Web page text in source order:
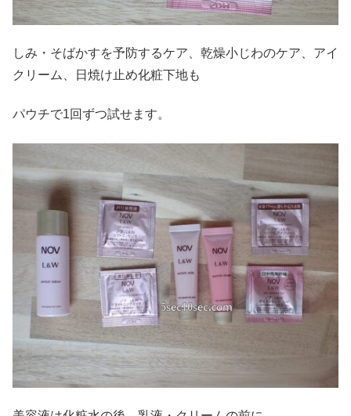
しみ・そばかすを予防するケア、乾燥小じわのケア、アイ
クリーム、日焼け止め化粧下地も
パウチで1回ずつ試せます。